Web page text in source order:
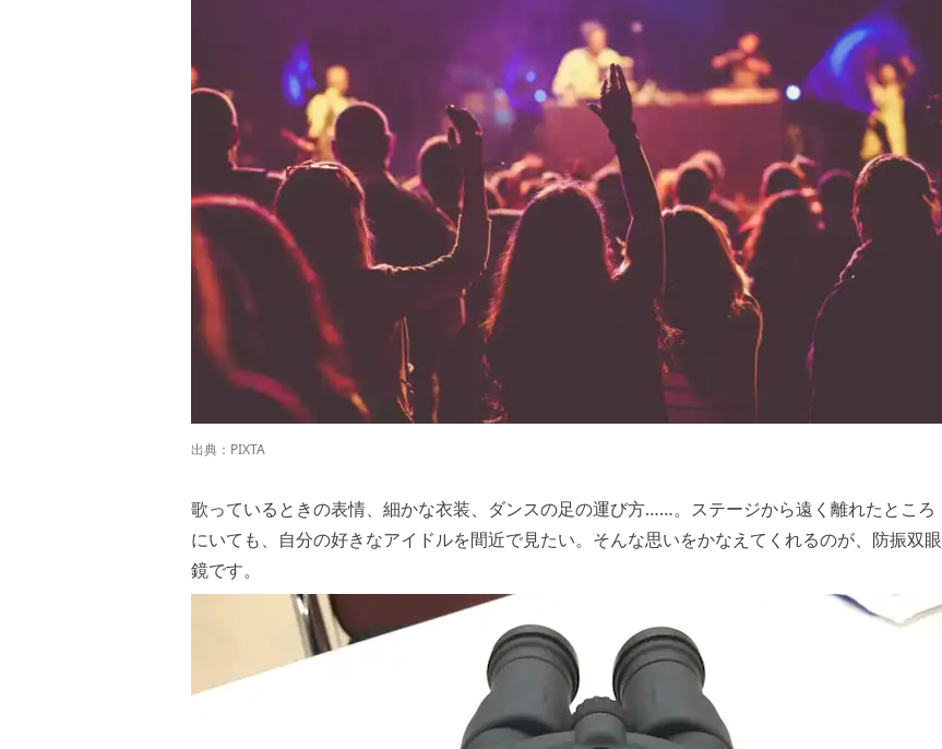
出典： PIXTA
歌っているときの表情、細かな衣装、ダンスの足の運び方……。ステージから遠く離れたところ
にいても、自分の好きなアイドルを間近で見たい。そんな思いをかなえてくれるのが、防振双眼
鏡です。